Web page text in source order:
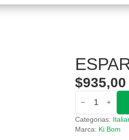
$935,00
Quantidade
de
Esparguete
carbonara
Categorias:
Marca: Ki Bom